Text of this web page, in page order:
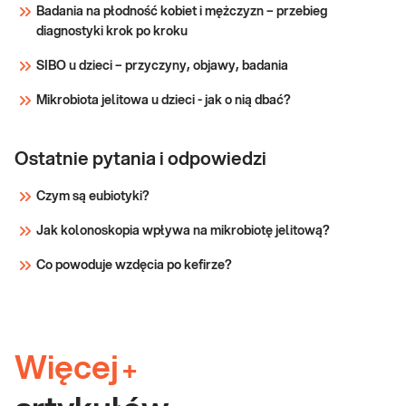
w pierwszym trymestrze ciąży. Test
spełniający sta
Sprawdź
Badania na płodność kobiet i mężczyzn – przebieg
diagnostyki krok po kroku
SIBO u dzieci – przyczyny, objawy, badania
Mikrobiota jelitowa u dzieci - jak o nią dbać?
Ostatnie pytania i odpowiedzi
Czym są eubiotyki?
Jak kolonoskopia wpływa na mikrobiotę jelitową?
Co powoduje wzdęcia po kefirze?
Więcej +